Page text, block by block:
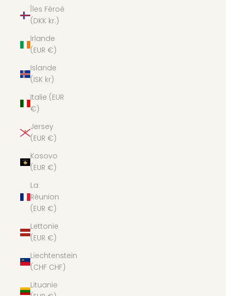
Îles Féroé
(DKK kr.)
Irlande
(EUR €)
Islande
(ISK kr)
Italie (EUR
€)
Jersey
(EUR €)
Kosovo
(EUR €)
La
Réunion
(EUR €)
Lettonie
(EUR €)
Liechtenstein
(CHF CHF)
Lituanie